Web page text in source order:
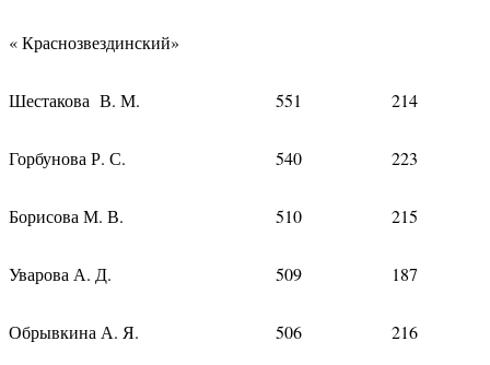
« Краснозвездинский»
Шестакова В. М. 551 214
Горбунова Р. С. 540 223
Борисова М. В. 510 215
Уварова А. Д. 509 187
Обрывкина А. Я. 506 216